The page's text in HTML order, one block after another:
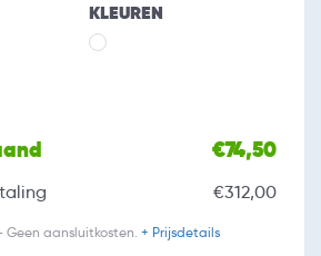
KLEUREN
€74,50
€312,00
Geen aansluitkosten. + Prijsdetails